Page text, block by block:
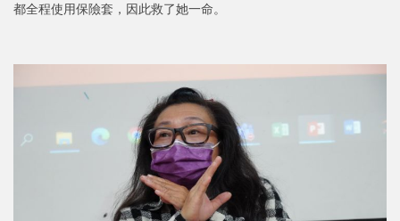
都全程使用保險套，因此救了她一命。